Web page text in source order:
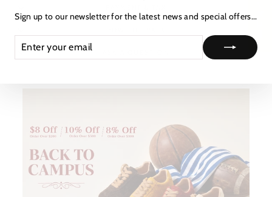
Sign up to our newsletter for the latest news and special offers...
YOUR
EMAIL
★ レビュー